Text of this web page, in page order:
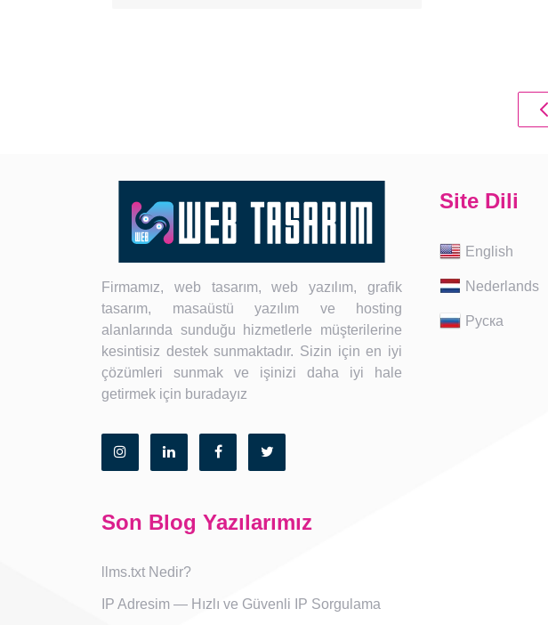
Firmamız, web tasarım, web yazılım, grafik
tasarım, masaüstü yazılım ve hosting
alanlarında sunduğu hizmetlerle müşterilerine
kesintisiz destek sunmaktadır. Sizin için en iyi
çözümleri sunmak ve işinizi daha iyi hale
getirmek için buradayız
Site Dili
English
Nederlands
Руска
Son Blog Yazılarımız
llms.txt Nedir?
IP Adresim — Hızlı ve Güvenli IP Sorgulama